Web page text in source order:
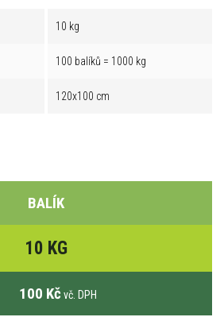
10 kg
100 balíků = 1000 kg
120x100 cm
BALÍK
10 KG
100 Kč vč. DPH